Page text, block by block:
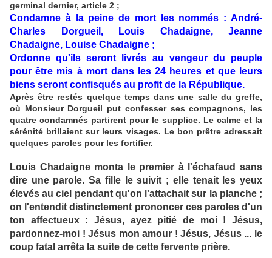
germinal dernier, article 2 ;
Condamne à la peine de mort les nommés : André-
Charles Dorgueil, Louis Chadaigne, Jeanne
Chadaigne, Louise Chadaigne ;
Ordonne qu'ils seront livrés au vengeur du peuple
pour être mis à mort dans les 24 heures et que leurs
biens seront confisqués au profit de la République.
Après être restés quelque temps dans une salle du greffe,
où Monsieur Dorgueil put confesser ses compagnons, les
quatre condamnés partirent pour le supplice. Le calme et la
sérénité brillaient sur leurs visages. Le bon prêtre adressait
quelques paroles pour les fortifier.
Louis Chadaigne monta le premier à l'échafaud sans
dire une parole. Sa fille le suivit ; elle tenait les yeux
élevés au ciel pendant qu'on l'attachait sur la planche ;
on l'entendit distinctement prononcer ces paroles d'un
ton affectueux : Jésus, ayez pitié de moi ! Jésus,
pardonnez-moi ! Jésus mon amour ! Jésus, Jésus ... le
coup fatal arrêta la suite de cette fervente prière.